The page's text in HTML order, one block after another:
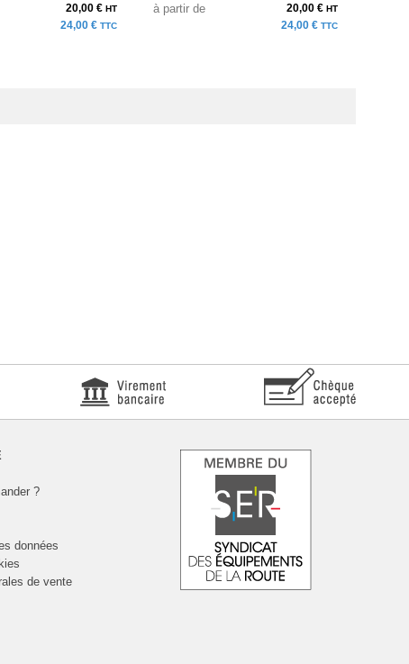
20,00 € HT
24,00 € TTC
à partir de 20,00 € HT
24,00 € TTC
?
données
de vente